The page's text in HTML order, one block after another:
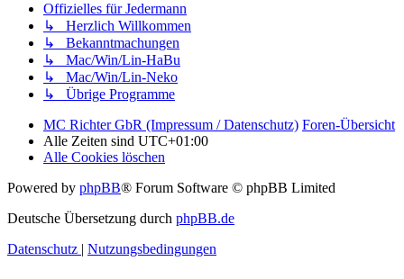
Offizielles für Jedermann
↳ Herzlich Willkommen
↳ Bekanntmachungen
↳ Mac/Win/Lin-HaBu
↳ Mac/Win/Lin-Neko
↳ Übrige Programme
MC Richter GbR (Impressum / Datenschutz) Foren-Übersicht
Alle Zeiten sind UTC+01:00
Alle Cookies löschen
Powered by phpBB® Forum Software © phpBB Limited
Deutsche Übersetzung durch phpBB.de
Datenschutz | Nutzungsbedingungen